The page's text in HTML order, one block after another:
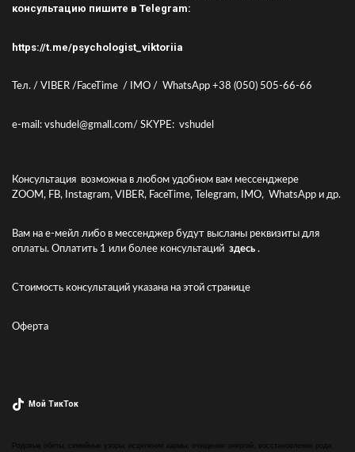
консультацию пишите в Telegram:
https://t.me/psychologist_viktoriia
Тел. / VIBER /FaceTime / IMO / WhatsApp +38 (050) 505-66-66
e-mail: vshudel@gmall.com/ SKYPE: vshudel
Консультация возможна в любом удобном вам мессенджере
ZOOM, FB, Instagram, VIBER, FaceTime, Telegram, IMO, WhatsApp и др.
Вам на е-мейл либо в мессенджер будут высланы реквизиты для
оплаты. Оплатить 1 или более консультаций здесь .
Стоимость консультаций указана на этой странице
Оферта
Мой ТикТок
Родовые обеты, семейные узоры, исцеление кармы, очищение энергий, восстановление рода,